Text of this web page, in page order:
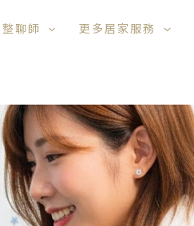
聊師 更多居家服務